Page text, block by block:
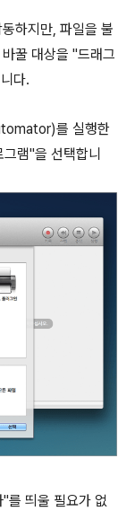
하지만, 파일을 불
꿀 대상을 "드래그
다.
를 실행한
램"을 선택합니
를 띄울 필요가 없